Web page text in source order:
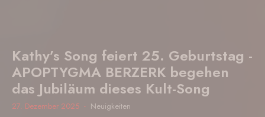
Kathy’s Song feiert 25. Geburtstag -
APOPTYGMA BERZERK begehen
das Jubiläum dieses Kult-Song
27. Dezember 2025 Neuigkeiten